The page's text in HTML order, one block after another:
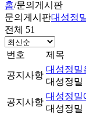
홈/문의게시판
문의게시판대성정
전체 51
번호 제목
공지사항
대성정밀
대성정밀
공지사항
대성정밀
대성정밀